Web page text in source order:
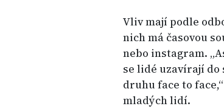
Vliv mají podle
nich má časovou
nebo instagram.
se lidé uzavírají do
druhu face to
mladých lidí.